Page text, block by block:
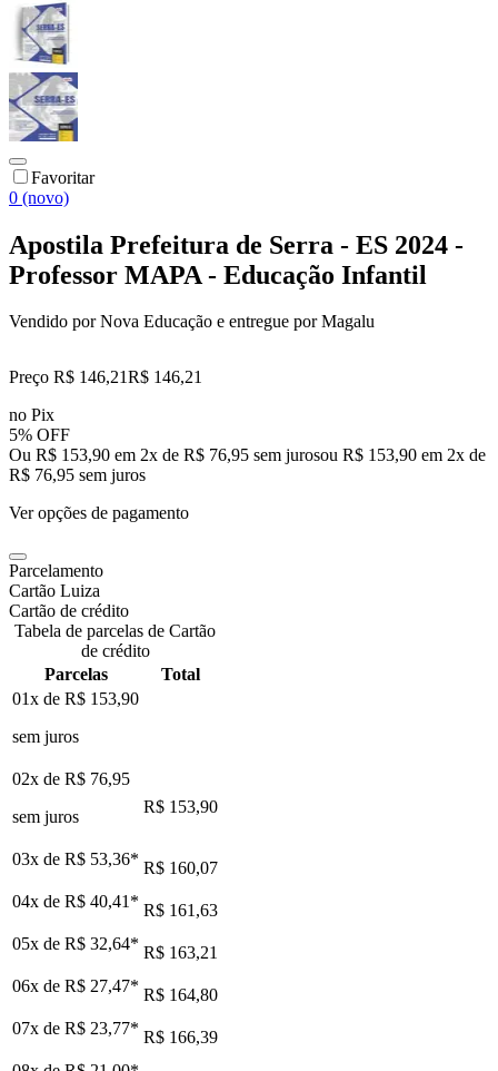
Favoritar
0 (novo)
Apostila Prefeitura de Serra - ES 2024 -
Professor MAPA - Educação Infantil
Vendido porNova Educação e entregue por Magalu
Preço R$ 146,21R$ 146,21
no Pix
5% OFF
Ou R$ 153,90 em 2x de R$ 76,95 sem jurosou R$ 153,90 em 2x de
R$ 76,95 sem juros
Ver opções de pagamento
Parcelamento
Cartão Luiza
Cartão de crédito
Tabela de parcelas de Cartão
de crédito
Parcelas
Total
01x de R$ 153,90
sem juros
02x de R$ 76,95
sem juros
R$ 153,90
03x de R$ 53,36* R$ 160,07
04x de R$ 40,41* R$ 161,63
05x de R$ 32,64* R$ 163,21
06x de R$ 27,47* R$ 164,80
07x de R$ 23,77* R$ 166,39